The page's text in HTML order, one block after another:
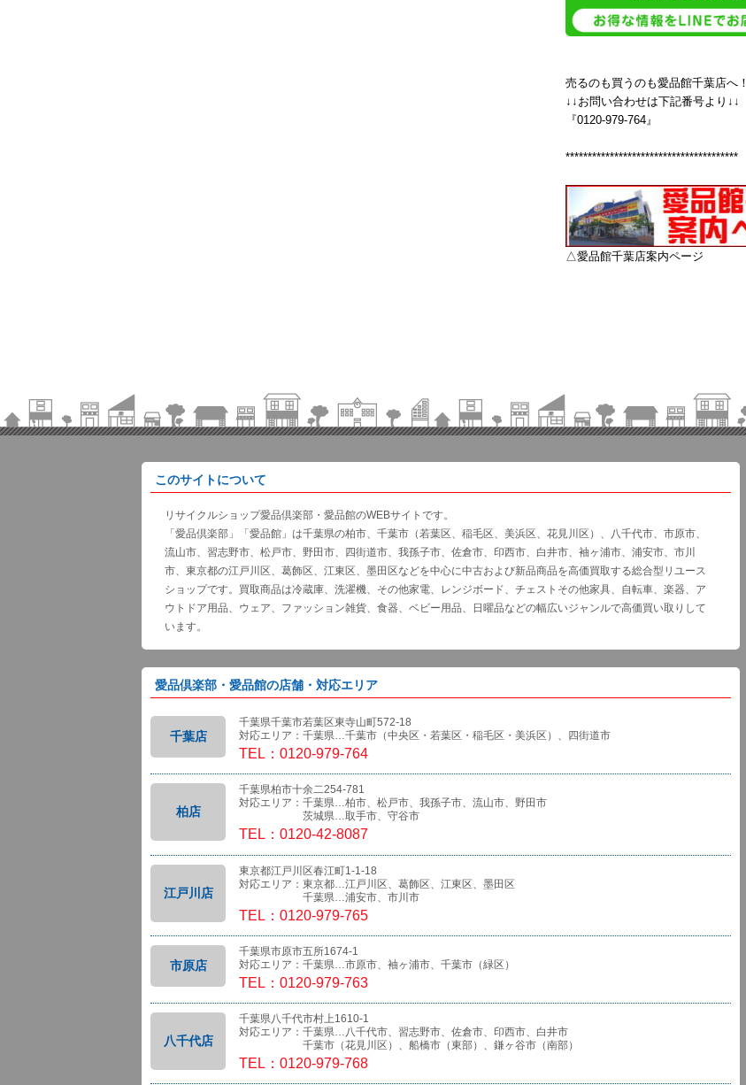
売るのも買うのも愛品館千葉店へ！
↓↓お問い合わせは下記番号より↓↓
『0120-979-764』
***************************************
△愛品館千葉店案内ページ
このサイトについて
リサイクルショップ愛品倶楽部・愛品館のWEBサイトです。
「愛品倶楽部」「愛品館」は千葉県の柏市、千葉市（若葉区、稲毛区、美浜区、花見川区）、八千代市、市原市、
流山市、習志野市、松戸市、野田市、四街道市、我孫子市、佐倉市、印西市、白井市、袖ヶ浦市、浦安市、市川
市、東京都の江戸川区、葛飾区、江東区、墨田区などを中心に中古および新品商品を高価買取する総合型リユース
ショップです。買取商品は冷蔵庫、洗濯機、その他家電、レンジボード、チェストその他家具、自転車、楽器、ア
ウトドア用品、ウェア、ファッション雑貨、食器、ベビー用品、日曜品などの幅広いジャンルで高価買い取りして
います。
愛品倶楽部・愛品館の店舗・対応エリア
千葉店
千葉県千葉市若葉区東寺山町572-18
対応エリア：千葉県…千葉市（中央区・若葉区・稲毛区・美浜区）、四街道市
TEL：0120-979-764
柏店
千葉県柏市十余二254-781
対応エリア：千葉県…柏市、松戸市、我孫子市、流山市、野田市
茨城県…取手市、守谷市
TEL：0120-42-8087
江戸川店
東京都江戸川区春江町1-1-18
対応エリア：東京都…江戸川区、葛飾区、江東区、墨田区
千葉県…浦安市、市川市
TEL：0120-979-765
市原店
千葉県市原市五所1674-1
対応エリア：千葉県…市原市、袖ヶ浦市、千葉市（緑区）
TEL：0120-979-763
八千代店
千葉県八千代市村上1610-1
対応エリア：千葉県…八千代市、習志野市、佐倉市、印西市、白井市
千葉市（花見川区）、船橋市（東部）、鎌ヶ谷市（南部）
TEL：0120-979-768